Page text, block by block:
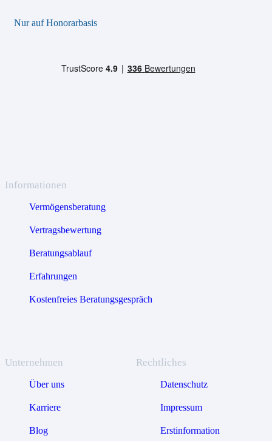
Nur auf Honorarbasis
Informationen
Vermögensberatung
Vertragsbewertung
Beratungsablauf
Erfahrungen
Kostenfreies Beratungsgespräch
Unternehmen
Über uns
Karriere
Blog
Rechtliches
Datenschutz
Impressum
Erstinformation